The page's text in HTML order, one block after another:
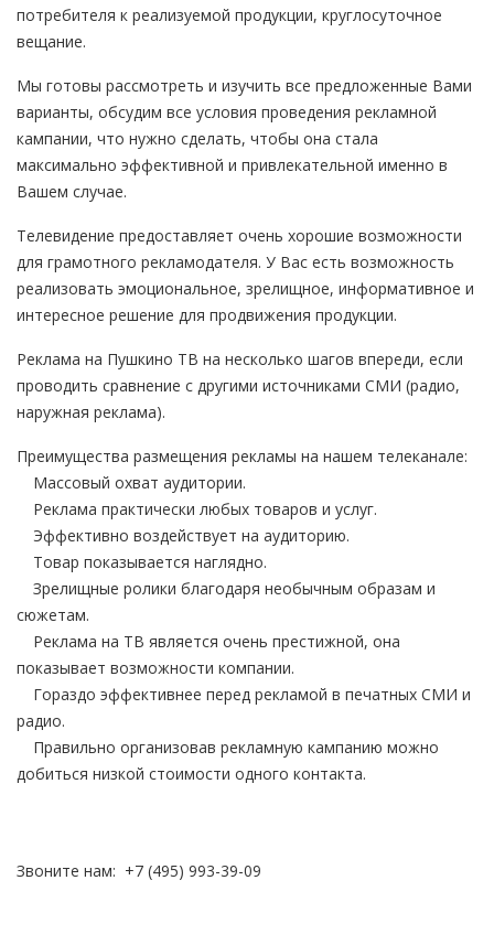
потребителя к реализуемой продукции, круглосуточное
вещание.
Мы готовы рассмотреть и изучить все предложенные Вами
варианты, обсудим все условия проведения рекламной
кампании, что нужно сделать, чтобы она стала
максимально эффективной и привлекательной именно в
Вашем случае.
Телевидение предоставляет очень хорошие возможности
для грамотного рекламодателя. У Вас есть возможность
реализовать эмоциональное, зрелищное, информативное и
интересное решение для продвижения продукции.
Реклама на Пушкино ТВ на несколько шагов впереди, если
проводить сравнение с другими источниками СМИ (радио,
наружная реклама).
Преимущества размещения рекламы на нашем телеканале:
Массовый охват аудитории.
Реклама практически любых товаров и услуг.
Эффективно воздействует на аудиторию.
Товар показывается наглядно.
Зрелищные ролики благодаря необычным образам и
сюжетам.
Реклама на ТВ является очень престижной, она
показывает возможности компании.
Гораздо эффективнее перед рекламой в печатных СМИ и
радио.
Правильно организовав рекламную кампанию можно
добиться низкой стоимости одного контакта.
Звоните нам: +7 (495) 993-39-09